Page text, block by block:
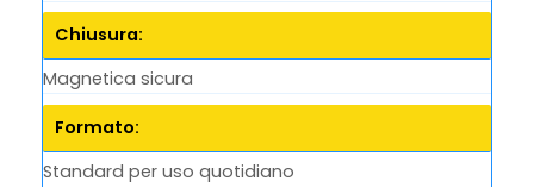
Chiusura:
Magnetica sicura
Formato:
Standard per uso quotidiano